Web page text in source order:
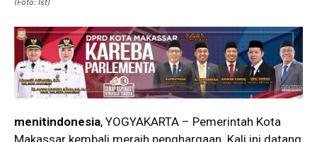
(Foto: Ist)
menitindonesia, YOGYAKARTA – Pemerintah Kota
Makassar kembali meraih penghargaan. Kali ini datang